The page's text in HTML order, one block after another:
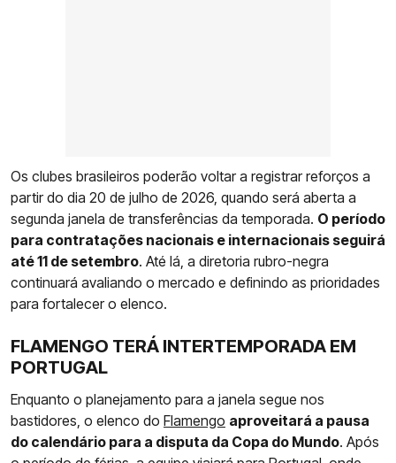
Os clubes brasileiros poderão voltar a registrar reforços a
partir do dia 20 de julho de 2026, quando será aberta a
segunda janela de transferências da temporada. O período
para contratações nacionais e internacionais seguirá
até 11 de setembro. Até lá, a diretoria rubro-negra
continuará avaliando o mercado e definindo as prioridades
para fortalecer o elenco.
FLAMENGO TERÁ INTERTEMPORADA EM
PORTUGAL
Enquanto o planejamento para a janela segue nos
bastidores, o elenco do Flamengo aproveitará a pausa
do calendário para a disputa da Copa do Mundo. Após